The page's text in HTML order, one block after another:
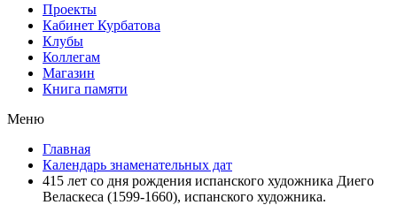
Проекты
Кабинет Курбатова
Клубы
Коллегам
Магазин
Книга памяти
Меню
Главная
Календарь знаменательных дат
415 лет со дня рождения испанского художника Диего
Веласкеса (1599-1660), испанского художника.